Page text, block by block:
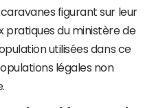
figurant sur leur
pratiques du ministère de
utilisées dans ce
légales non